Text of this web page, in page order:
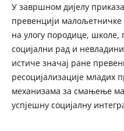
У завршном дијелу
превенцији малољетничке
на улогу породице, школе,
социјални рад и
истиче значај ране
ресоцијализације младих
механизама за смањење
успјешну социјалну